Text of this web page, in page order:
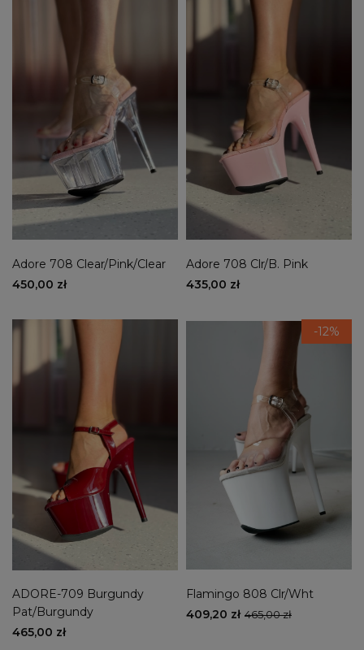
Adore 708 Clear/Pink/Clear
450,00 zł
Adore 708 Clr/B. Pink
435,00 zł
ADORE-709 Burgundy
Pat/Burgundy
465,00 zł
-12%
Flamingo 808 Clr/Wht
409,20 zł 465,00 zł